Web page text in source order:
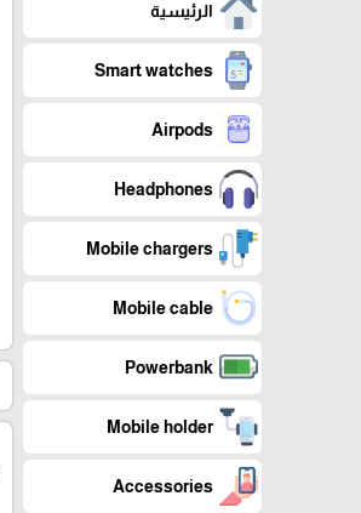
الرئيسية
Smart watches
Airpods
Headphones
Mobile chargers
Mobile cable
Powerbank
Mobile holder
Accessories